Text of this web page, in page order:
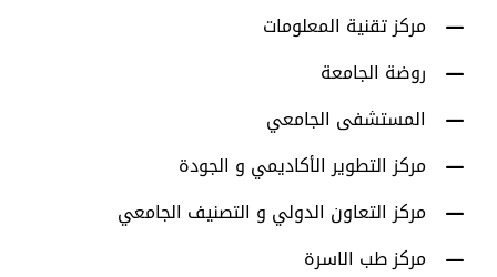
مركز تقنية المعلومات
روضة الجامعة
المستشفى الجامعي
مركز التطوير الأكاديمي و الجودة
مركز التعاون الدولي و التصنيف الجامعي
مركز طب الاسرة